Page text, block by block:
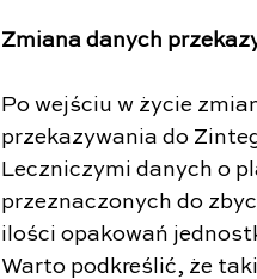
Zmiana danych
Po wejściu w życie
przekazywania do
Leczniczymi danych o
przeznaczonych do
ilości opakowań
Warto podkreślić, że